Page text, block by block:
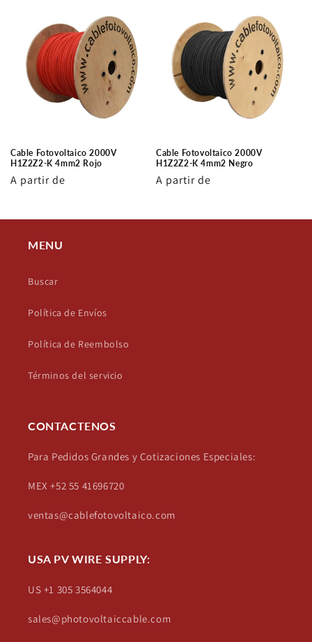
Cable Fotovoltaico 2000V
H1Z2Z2-K 4mm2 Rojo
Precio
A partir de
Cable Fotovoltaico 2000V
H1Z2Z2-K 4mm2 Negro
Precio
A partir de
MENU
Buscar
Política de Envíos
Política de Reembolso
Términos del servicio
CONTACTENOS
Para Pedidos Grandes y Cotizaciones Especiales:
MEX +52 55 41696720
ventas@cablefotovoltaico.com
USA PV WIRE SUPPLY:
US +1 305 3564044
sales@photovoltaiccable.com